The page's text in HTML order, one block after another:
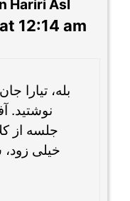
Hariri Asl
12:14 am
بله، تیارا
نوشتید.
جلسه از
خیلی